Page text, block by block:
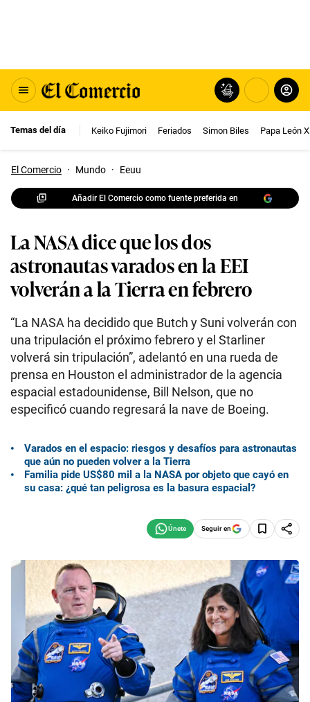
Temas del día Keiko Fujimori Feriados Simon Biles Papa León
El Comercio · Mundo · Eeuu
Añadir El Comercio como fuente preferida en
La NASA dice que los dos
astronautas varados en la EEI
volverán a la Tierra en febrero
“La NASA ha decidido que Butch y Suni volverán con
una tripulación el próximo febrero y el Starliner
volverá sin tripulación”, adelantó en una rueda de
prensa en Houston el administrador de la agencia
espacial estadounidense, Bill Nelson, que no
especificó cuando regresará la nave de Boeing.
Varados en el espacio: riesgos y desafíos para astronautas
que aún no pueden volver a la Tierra
Familia pide US$80 mil a la NASA por objeto que cayó en
su casa: ¿qué tan peligrosa es la basura espacial?
Seguir en